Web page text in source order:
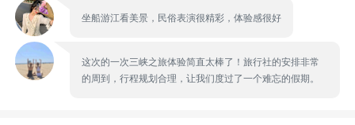
坐船游江看美景，民俗表演很精彩，体验感很好
这次的一次三峡之旅体验简直太棒了！旅行社的安排非常
的周到，行程规划合理，让我们度过了一个难忘的假期。